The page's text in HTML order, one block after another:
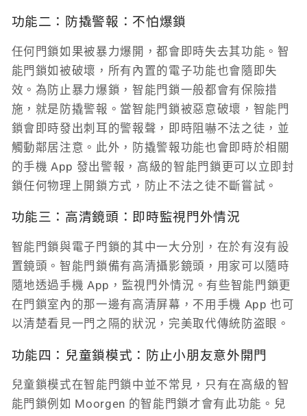
功能二：防撬警報：不怕爆鎖
任何門鎖如果被暴力爆開，都會即時失去其功能。智
能門鎖如被破壞，所有內置的電子功能也會隨即失
效。為防止暴力爆鎖，智能門鎖一般都會有保險措
施，就是防撬警報。當智能門鎖被惡意破壞，智能門
鎖會即時發出刺耳的警報聲，即時阻嚇不法之徒，並
觸動鄰居注意。此外，防撬警報功能也會即時於相關
的手機 App 發出警報，高級的智能門鎖更可以立即封
鎖任何物理上開鎖方式，防止不法之徒不斷嘗試。
功能三：高清鏡頭：即時監視門外情況
智能門鎖與電子門鎖的其中一大分別，在於有沒有設
置鏡頭。智能門鎖備有高清攝影鏡頭，用家可以隨時
隨地透過手機 App，監視門外情況。有些智能門鎖更
在門鎖室內的那一邊有高清屏幕，不用手機 App 也可
以清楚看見一門之隔的狀況，完美取代傳統防盗眼。
功能四：兒童鎖模式：防止小朋友意外開門
兒童鎖模式在智能門鎖中並不常見，只有在高級的智
能門鎖例如 Moorgen 的智能門鎖才會有此功能。兒